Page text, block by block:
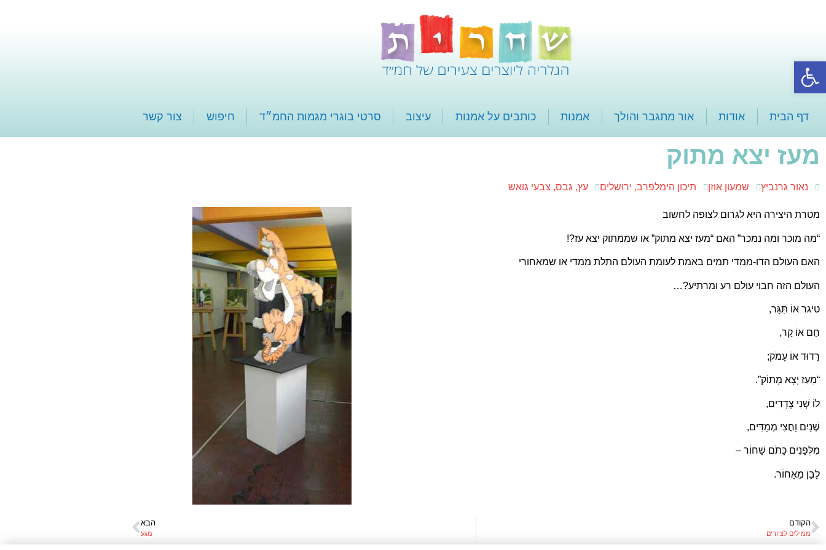
פתח סרגל נגישות
דף הבית אודות אור מתגבר והולך אמנות כותבים על אמנות עיצוב סרטי בוגרי מגמות החמ״ד חיפוש צור קשר
מעז יצא מתוק
נאור גרנביץ שמעון אוזן תיכון הימלפרב, ירושלים עץ, גבס, צבעי גואש
מטרת היצירה היא לגרום לצופה לחשוב
“מה מוכר ומה נמכר” האם “מעז יצא מתוק” או שממתוק יצא עז?!
האם העולם הדו-ממדי תמים באמת לעומת העולם התלת ממדי או שמאחורי
העולם הזה חבוי עולם רע ומרתיע?…
טיגר אוֹ תִּגַּר,
חַם אוֹ קַר,
רָדוּד אוֹ עָמֹק;
“מֵעַז יָצָא מָתוֹק”.
לוֹ שְׁנֵי צְדָדִים,
שְׁנַיִם וַחֲצִי מְמַדִּים,
מִלְּפָנִים כָּתֹם שָׁחוֹר –
לָבָן מֵאָחוֹר.
הקודם
ממילים לציורים
הבא
מגע